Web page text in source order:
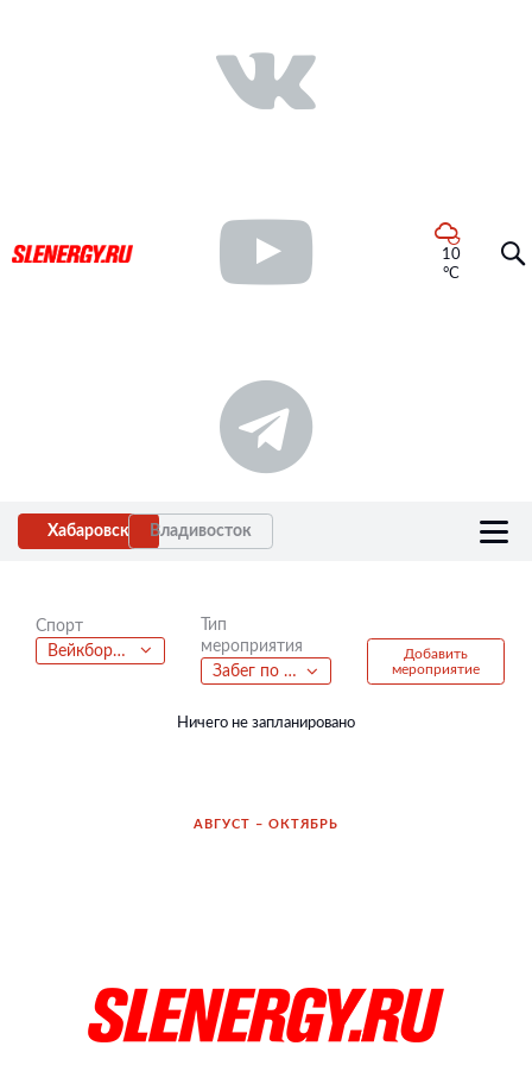
10
°C
Хабаровск Владивосток
Спорт
Вейкбординг
Тип
мероприятия
Забег по пересеченной местности
Добавить
мероприятие
Ничего не запланировано
АВГУСТ – ОКТЯБРЬ